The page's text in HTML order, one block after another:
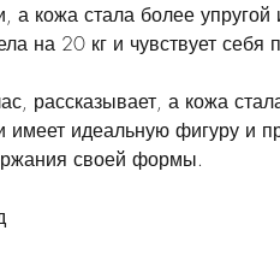
а кожа стала более
на 20 кг и чувствует себя
рассказывает, а кожа
имеет идеальную фигуру и
своей формы.